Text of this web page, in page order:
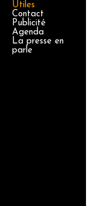
Utiles
Contact
Publicité
Agenda
La presse en
parle